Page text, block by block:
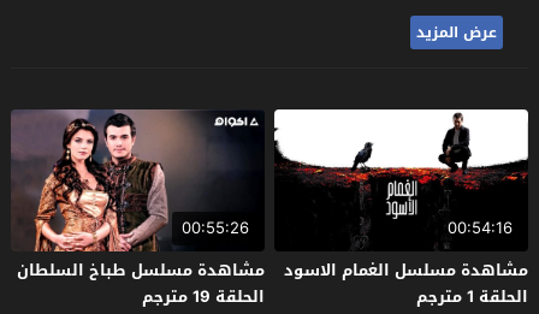
عرض المزيد
00:54:16
مشاهدة مسلسل الغمام الاسود
الحلقة 1 مترجم
00:55:26
مشاهدة مسلسل طباخ السلطان
الحلقة 19 مترجم